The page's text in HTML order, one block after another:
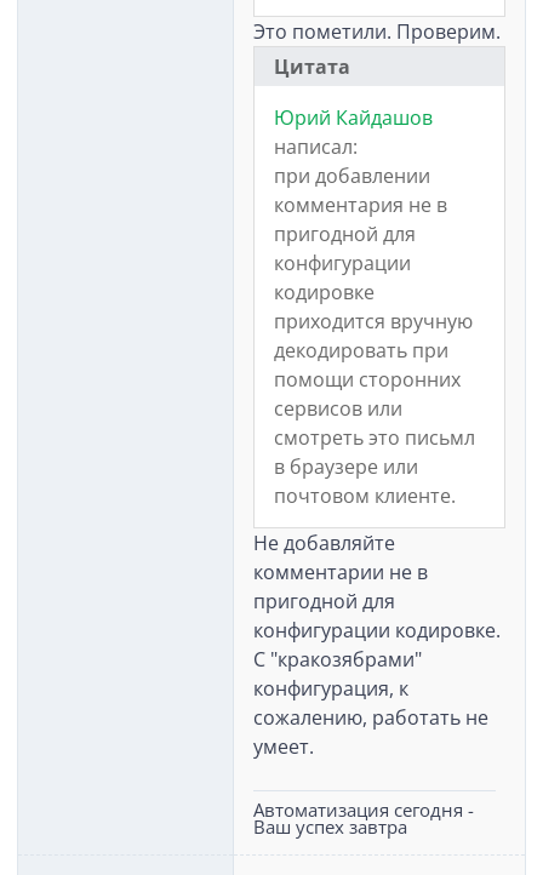
Это пометили. Проверим.
Цитата
Юрий Кайдашов
написал:
при добавлении
комментария не в
пригодной для
конфигурации
кодировке
приходится вручную
декодировать при
помощи сторонних
сервисов или
смотреть это письмл
в браузере или
почтовом клиенте.
Не добавляйте
комментарии не в
пригодной для
конфигурации кодировке.
С "кракозябрами"
конфигурация, к
сожалению, работать не
умеет.
Автоматизация сегодня -
Ваш успех завтра